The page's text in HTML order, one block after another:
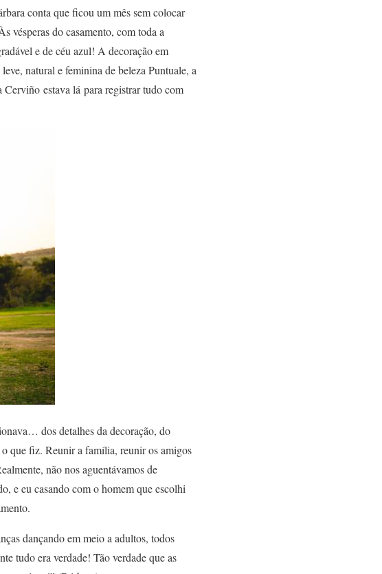
conta que ficou um mês sem colocar
vésperas do casamento, com toda a
e de céu azul! A decoração em
natural e feminina de beleza Puntuale, a
estava lá para registrar tudo com
dos detalhes da decoração, do
o que fiz. Reunir a família, reunir os amigos
não nos aguentávamos de
e eu casando com o homem que escolhi
dançando em meio a adultos, todos
tudo era verdade! Tão verdade que as